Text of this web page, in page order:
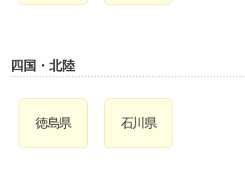
四国・北陸
徳島県 石川県